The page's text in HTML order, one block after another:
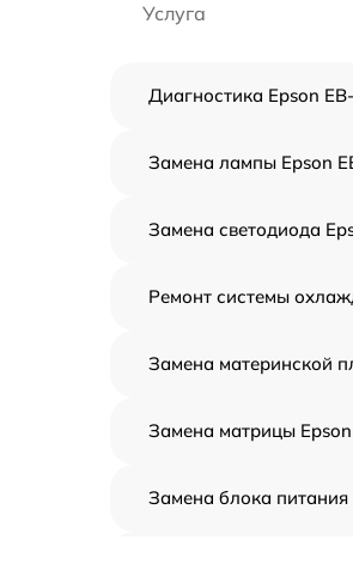
Услуга
Диагностика Epson
Замена лампы Epson
Замена светодиода
Ремонт системы
Замена материнской
Замена матрицы
Замена блока питания